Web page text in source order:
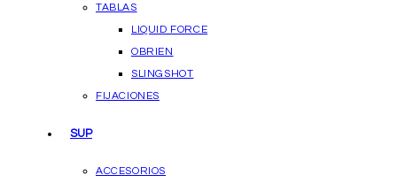
TABLAS
LIQUID FORCE
OBRIEN
SLINGSHOT
FIJACIONES
SUP
ACCESORIOS